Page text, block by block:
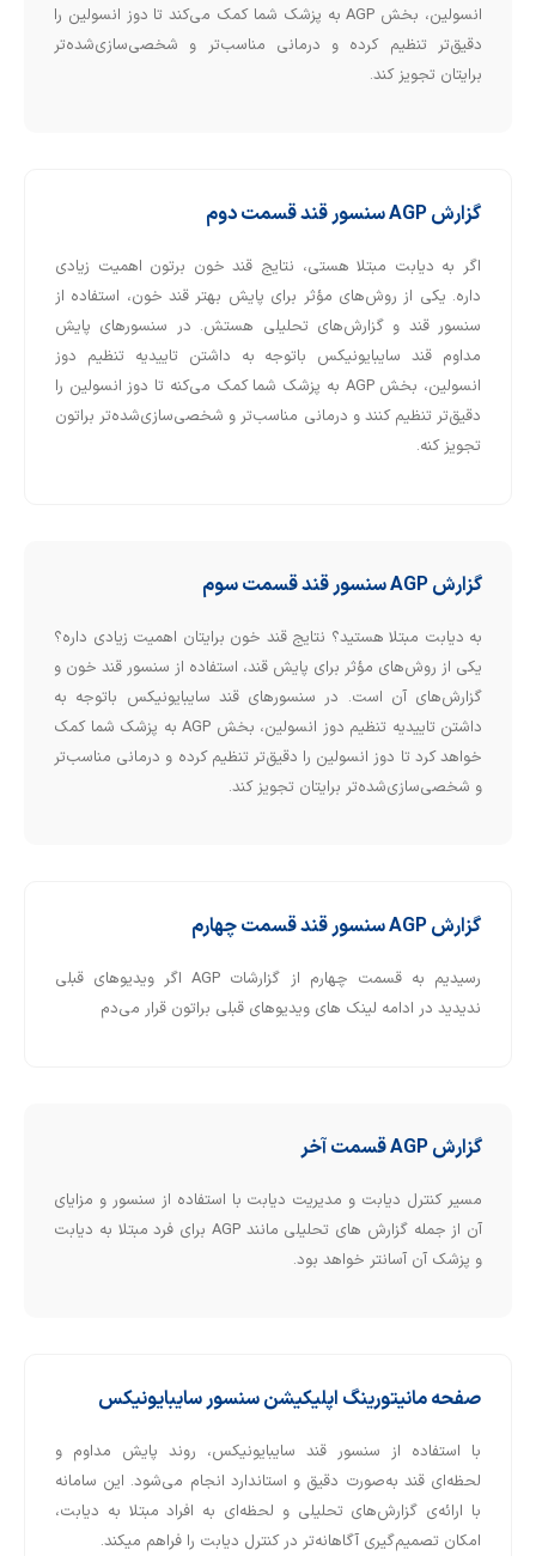
انسولین، بخش AGP به پزشک شما کمک می‌کند تا دوز انسولین را
دقیق‌تر تنظیم کرده و درمانی مناسب‌تر و شخصی‌سازی‌شده‌تر
برایتان تجویز کند.
گزارش AGP سنسور قند قسمت دوم
اگر به دیابت مبتلا هستی، نتایج قند خون برتون اهمیت زیادی
داره. یکی از روش‌های مؤثر برای پایش بهتر قند خون، استفاده از
سنسور قند و گزارش‌های تحلیلی هستش. در سنسورهای پایش
مداوم قند سایبایونیکس باتوجه به داشتن تاییدیه تنظیم دوز
انسولین، بخش AGP به پزشک شما کمک می‌کنه تا دوز انسولین را
دقیق‌تر تنظیم کنند و درمانی مناسب‌تر و شخصی‌سازی‌شده‌تر براتون
تجویز کنه.
گزارش AGP سنسور قند قسمت سوم
به دیابت مبتلا هستید؟ نتایج قند خون برایتان اهمیت زیادی داره؟
یکی از روش‌های مؤثر برای پایش قند، استفاده از سنسور قند خون و
گزارش‌های آن است. در سنسورهای قند سایبایونیکس باتوجه به
داشتن تاییدیه تنظیم دوز انسولین، بخش AGP به پزشک شما کمک
خواهد کرد تا دوز انسولین را دقیق‌تر تنظیم کرده و درمانی مناسب‌تر
و شخصی‌سازی‌شده‌تر برایتان تجویز کند.
گزارش AGP سنسور قند قسمت چهارم
رسیدیم به قسمت چهارم از گزارشات AGP اگر ویدیوهای قبلی
ندیدید در ادامه لینک های ویدیوهای قبلی براتون قرار می‌دم
گزارش AGP قسمت آخر
مسیر کنترل دیابت و مدیریت دیابت با استفاده از سنسور و مزایای
آن از جمله گزارش های تحلیلی مانند AGP برای فرد مبتلا به دیابت
و پزشک آن آسانتر خواهد بود.
صفحه مانیتورینگ اپلیکیشن سنسور سایبایونیکس
با استفاده از سنسور قند سایبایونیکس، روند پایش مداوم و
لحظه‌ای قند به‌صورت دقیق و استاندارد انجام می‌شود. این سامانه
با ارائه‌ی گزارش‌های تحلیلی و لحظه‌ای به افراد مبتلا به دیابت،
امکان تصمیم‌گیری آگاهانه‌تر در کنترل دیابت را فراهم میکند.